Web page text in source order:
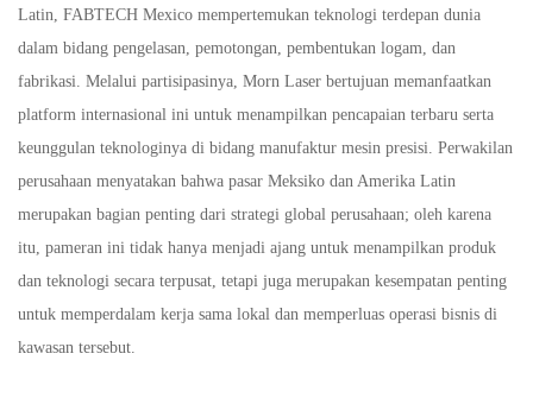
Latin, FABTECH Mexico mempertemukan teknologi terdepan dunia
dalam bidang pengelasan, pemotongan, pembentukan logam, dan
fabrikasi. Melalui partisipasinya, Morn Laser bertujuan memanfaatkan
platform internasional ini untuk menampilkan pencapaian terbaru serta
keunggulan teknologinya di bidang manufaktur mesin presisi. Perwakilan
perusahaan menyatakan bahwa pasar Meksiko dan Amerika Latin
merupakan bagian penting dari strategi global perusahaan; oleh karena
itu, pameran ini tidak hanya menjadi ajang untuk menampilkan produk
dan teknologi secara terpusat, tetapi juga merupakan kesempatan penting
untuk memperdalam kerja sama lokal dan memperluas operasi bisnis di
kawasan tersebut.